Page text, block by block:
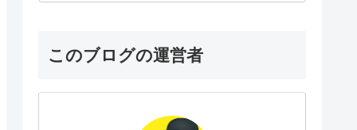
このブログの運営者